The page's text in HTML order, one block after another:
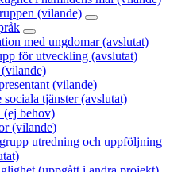
(vilande)
med ungdomar (avslutat)
för utveckling (avslutat)
(vilande)
sociala tjänster (avslutat)
(ej behov)
(vilande)
utredning och uppföljning